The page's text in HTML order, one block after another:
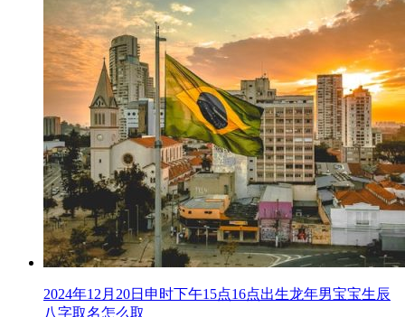
2024年12月20日申时下午15点16点出生龙年男宝宝生辰
八字取名怎么取